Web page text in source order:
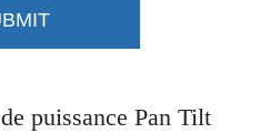
puissance Pan Tilt